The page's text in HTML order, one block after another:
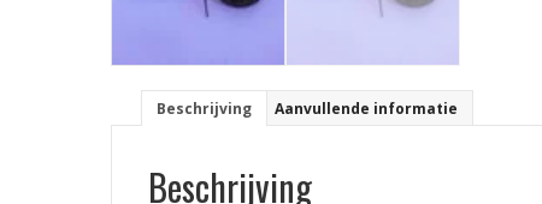
Beschrijving Aanvullende informatie
Beschrijving